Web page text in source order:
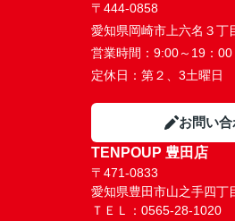
〒444-0858
愛知県岡崎市上六名３丁
営業時間： 9:00～19：00
定休日： 第２、3土曜日
お問い
TENPOUP 豊田店
〒471-0833
愛知県豊田市山之手四丁
ＴＥＬ：0565-28-1020